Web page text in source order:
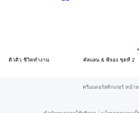
ดิวดิว ชีวิตทำงาน คัลแลน & พี่จอง ชุดที่ 2
ครีเอเตอร์สติกเกอร์ หน้า